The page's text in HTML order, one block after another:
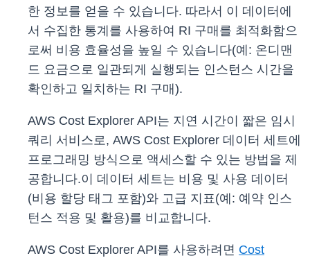
한 정보를 얻을 수 있습니다. 따라서 이 데이터에
서 수집한 통계를 사용하여 RI 구매를 최적화함으
로써 비용 효율성을 높일 수 있습니다(예: 온디맨
드 요금으로 일관되게 실행되는 인스턴스 시간을
확인하고 일치하는 RI 구매).
AWS Cost Explorer API는 지연 시간이 짧은 임시
쿼리 서비스로, AWS Cost Explorer 데이터 세트에
프로그래밍 방식으로 액세스할 수 있는 방법을 제
공합니다.이 데이터 세트는 비용 및 사용 데이터
(비용 할당 태그 포함)와 고급 지표(예: 예약 인스
턴스 적용 및 활용)를 비교합니다.
AWS Cost Explorer API를 사용하려면 Cost